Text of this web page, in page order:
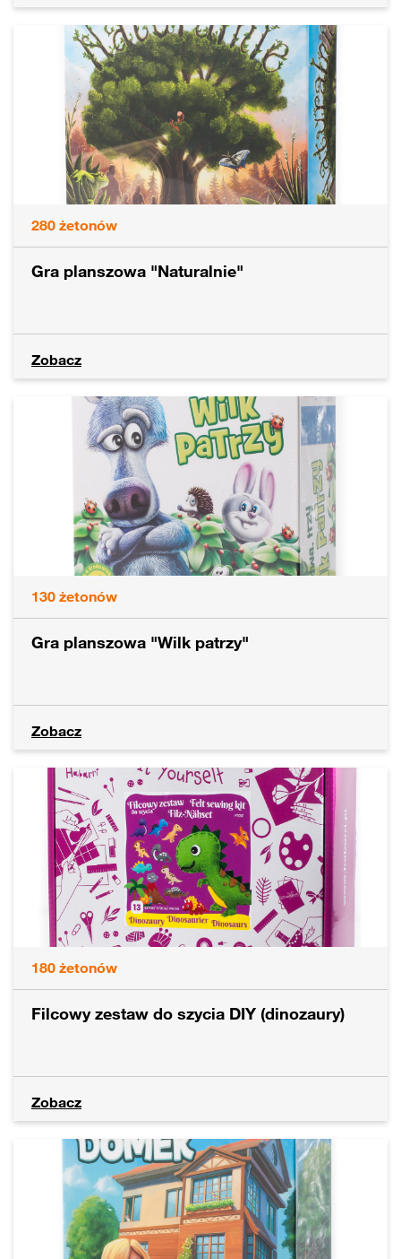
280 żetonów
Gra planszowa "Naturalnie"
Zobacz
130 żetonów
Gra planszowa "Wilk patrzy"
Zobacz
180 żetonów
Filcowy zestaw do szycia DIY (dinozaury)
Zobacz